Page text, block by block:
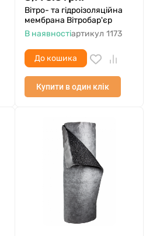
Вітро- та гідроізоляційна
мембрана Вітробар'єр
В наявностіартикул 1173
До кошика
Купити в один клік